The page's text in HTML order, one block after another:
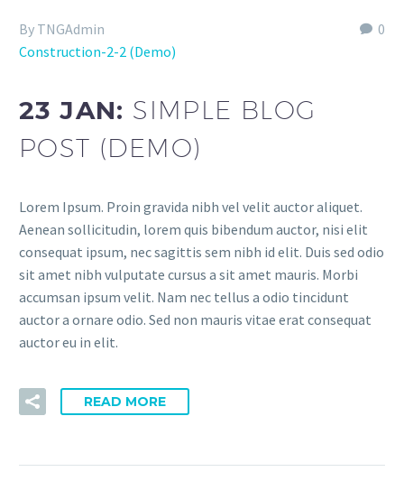
0
By TNGAdmin
Construction-2-2 (Demo)
23 JAN: SIMPLE BLOG
POST (DEMO)
Lorem Ipsum. Proin gravida nibh vel velit auctor aliquet.
Aenean sollicitudin, lorem quis bibendum auctor, nisi elit
consequat ipsum, nec sagittis sem nibh id elit. Duis sed odio
sit amet nibh vulputate cursus a sit amet mauris. Morbi
accumsan ipsum velit. Nam nec tellus a odio tincidunt
auctor a ornare odio. Sed non mauris vitae erat consequat
auctor eu in elit.
READ MORE